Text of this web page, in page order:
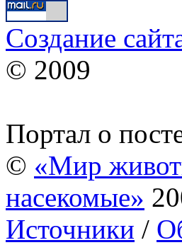
Создание
© 2009
Портал о
© «Мир
насекомые»
Источники /